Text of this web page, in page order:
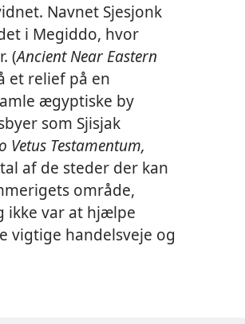
Navnet Sjesjonk
i Megiddo, hvor
(Ancient Near Eastern
et relief på en
ægyptiske by
som Sjisjak
Vetus Testamentum,
af de steder der kan
område,
ikke var at hjælpe
vigtige handelsveje og